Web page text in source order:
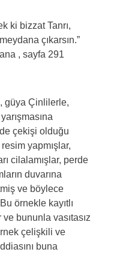
ki bizzat Tanrı,
çıkarsın.”
, sayfa 291
güya Çinlilerle,
çekişi olduğu
yapmışlar,
cilalamışlar, perde
duvarına
ve böylece
örnekle kayıtlı
ve bununla vasıtasız
çelişkili ve
buna